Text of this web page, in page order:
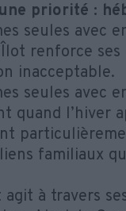
priorité :
seules avec
renforce
inacceptable.
seules avec
quand l’hiver
familiaux
à travers